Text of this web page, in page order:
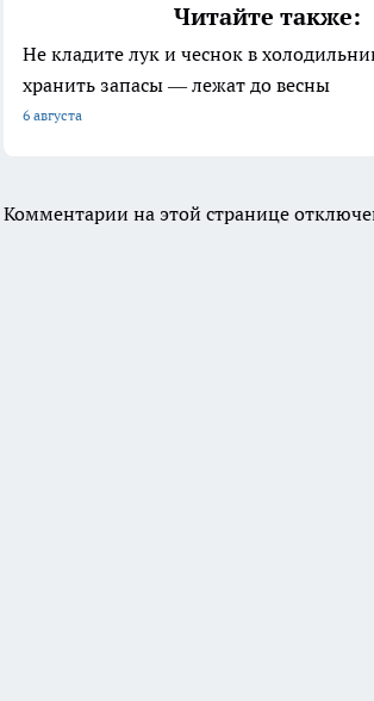
Читайте также:
Не кладите лук и чеснок в
хранить запасы — лежат до весны
6 августа
Комментарии на этой странице